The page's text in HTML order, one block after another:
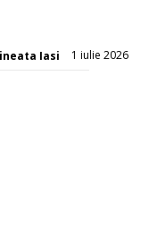
Iasi 1 iulie 2026